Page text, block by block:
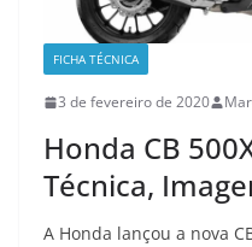
FICHA TÉCNICA
3 de fevereiro de 2020
Honda CB
Técnica,
A Honda lançou a nova